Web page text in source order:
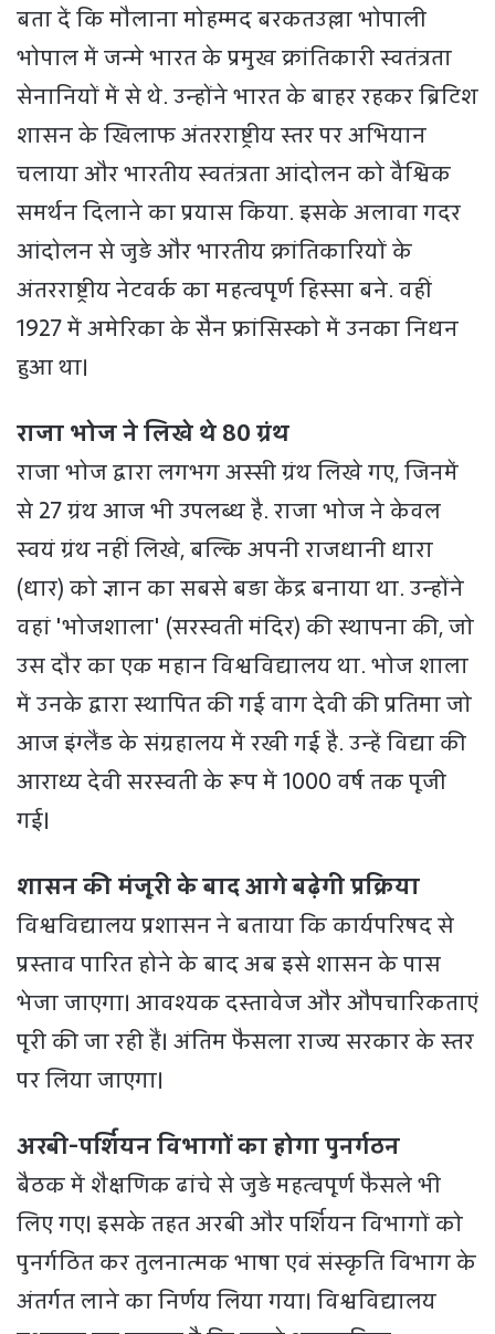
बता दें कि मौलाना मोहम्मद बरकतउल्ला भोपाली
भोपाल में जन्मे भारत के प्रमुख क्रांतिकारी स्वतंत्रता
सेनानियों में से थे. उन्होंने भारत के बाहर रहकर ब्रिटिश
शासन के खिलाफ अंतरराष्ट्रीय स्तर पर अभियान
चलाया और भारतीय स्वतंत्रता आंदोलन को वैश्विक
समर्थन दिलाने का प्रयास किया. इसके अलावा गदर
आंदोलन से जुड़े और भारतीय क्रांतिकारियों के
अंतरराष्ट्रीय नेटवर्क का महत्वपूर्ण हिस्सा बने. वहीं
1927 में अमेरिका के सैन फ्रांसिस्को में उनका निधन
हुआ था।
राजा भोज ने लिखे थे 80 ग्रंथ
राजा भोज द्वारा लगभग अस्सी ग्रंथ लिखे गए, जिनमें
से 27 ग्रंथ आज भी उपलब्ध है. राजा भोज ने केवल
स्वयं ग्रंथ नहीं लिखे, बल्कि अपनी राजधानी धारा
(धार) को ज्ञान का सबसे बड़ा केंद्र बनाया था. उन्होंने
वहां 'भोजशाला' (सरस्वती मंदिर) की स्थापना की, जो
उस दौर का एक महान विश्वविद्यालय था. भोज शाला
में उनके द्वारा स्थापित की गई वाग देवी की प्रतिमा जो
आज इंग्लैंड के संग्रहालय में रखी गई है. उन्हें विद्या की
आराध्य देवी सरस्वती के रूप में 1000 वर्ष तक पूजी
गई।
शासन की मंजूरी के बाद आगे बढ़ेगी प्रक्रिया
विश्वविद्यालय प्रशासन ने बताया कि कार्यपरिषद से
प्रस्ताव पारित होने के बाद अब इसे शासन के पास
भेजा जाएगा। आवश्यक दस्तावेज और औपचारिकताएं
पूरी की जा रही हैं। अंतिम फैसला राज्य सरकार के स्तर
पर लिया जाएगा।
अरबी-पर्शियन विभागों का होगा पुनर्गठन
बैठक में शैक्षणिक ढांचे से जुड़े महत्वपूर्ण फैसले भी
लिए गए। इसके तहत अरबी और पर्शियन विभागों को
पुनर्गठित कर तुलनात्मक भाषा एवं संस्कृति विभाग के
अंतर्गत लाने का निर्णय लिया गया। विश्वविद्यालय